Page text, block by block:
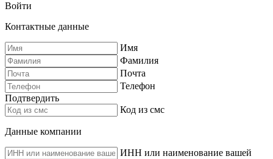
Войти
Контактные данные
Имя
Фамилия
Почта
Телефон
Подтвердить
Код из смс
Данные компании
ИНН или наименование вашей